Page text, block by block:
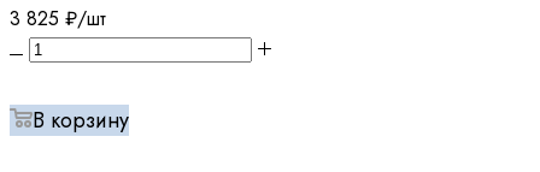
3 825 ₽/шт
В корзину